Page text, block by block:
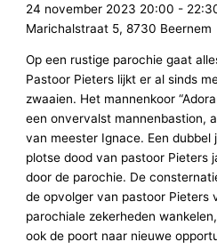
24 november 2023 20:00 -
Marichalstraat 5, 8730 Beernem
Op een rustige parochie gaat
Pastoor Pieters lijkt er al sinds
zwaaien. Het mannenkoor
een onvervalst mannenbastion,
van meester Ignace. Een dubbel
plotse dood van pastoor Pieters
door de parochie. De
de opvolger van pastoor Pieters
parochiale zekerheden
ook de poort naar nieuwe